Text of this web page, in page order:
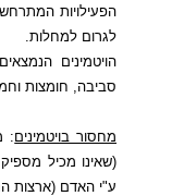
הפעילויות
לגרום למחלות.
הויטמינים
סביבה, חומצות
מחסור בויטמינים:
(שאינו מכיל
ע"י האדם (ארצות